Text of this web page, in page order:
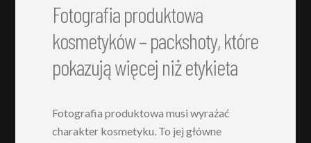
Fotografia produktowa
kosmetyków – packshoty, które
pokazują więcej niż etykieta
Fotografia produktowa musi wyrażać
charakter kosmetyku. To jej główne